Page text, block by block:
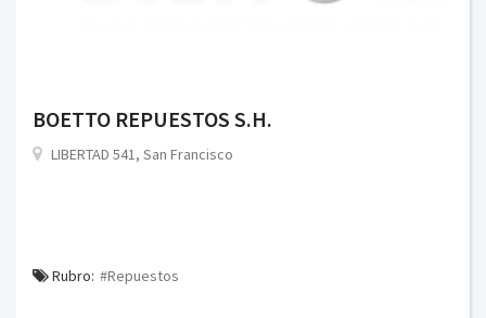
BOETTO REPUESTOS S.H.
LIBERTAD 541, San Francisco
Rubro: #Repuestos